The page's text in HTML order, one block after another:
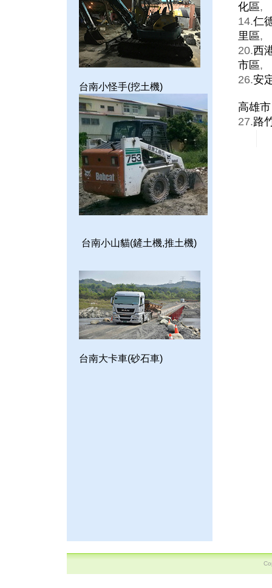
台南小怪手(挖土機)
台南小山貓(鏟土機,推土機)
台南大卡車(砂石車)
化區,
14.仁
里區,
20.西
市區,
26.安
高雄市
27.路